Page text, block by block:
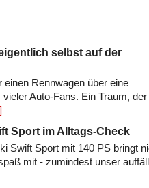
selbst auf der
einen Rennwagen über eine
Auto-Fans. Ein Traum,
Sport im Alltags-Check
Swift Sport mit 140 PS bringt
mit - zumindest unser